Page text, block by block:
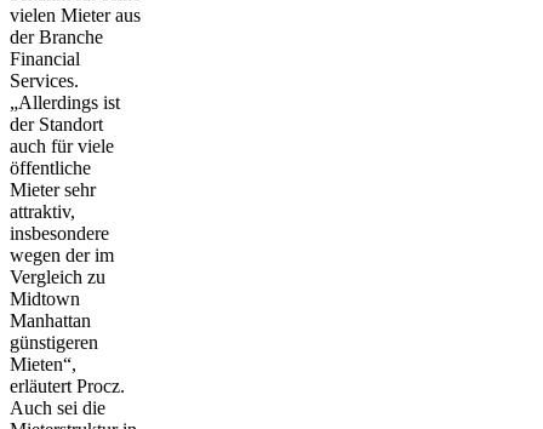
vielen Mieter aus
der Branche
Financial
Services.
„Allerdings ist
der Standort
auch für viele
öffentliche
Mieter sehr
attraktiv,
insbesondere
wegen der im
Vergleich zu
Midtown
Manhattan
günstigeren
Mieten“,
erläutert Procz.
Auch sei die